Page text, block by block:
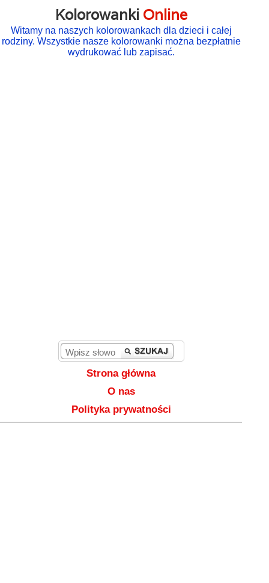
Kolorowanki Online
Witamy na naszych kolorowankach dla dzieci i całej
rodziny. Wszystkie nasze kolorowanki można bezpłatnie
wydrukować lub zapisać.
Strona główna
O nas
Polityka prywatności